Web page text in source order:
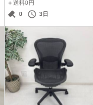
ガー付き ■管理番号：CH-
＋送料0円
0
3日